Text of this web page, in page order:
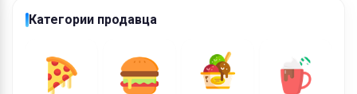
Категории продавца